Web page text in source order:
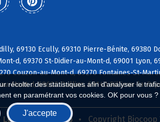
récolter des statistiques afin d'analyser le
en paramétrant vos cookies. OK pour vous ?
J'accepte
69130 Ecully, 69310 Pierre-Bénite, 69380
d, 69370 St-Didier-au-Mont-d, 69001 Lyon,
Couzon-au-Mont-d, 69270 Fontaines-St-
Mont-d, 69600 Oullins, 69140 Rillieux-la-
Le réseau Biocoop Copyright Biocoop